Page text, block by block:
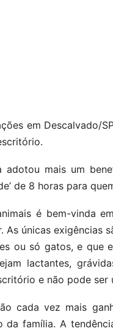
em Descalvado/
adotou mais um
de 8 horas para
é bem-vinda
As únicas exigências
ou só gatos, e que
lactantes,
e não pode ser
cada vez mais
da família. A